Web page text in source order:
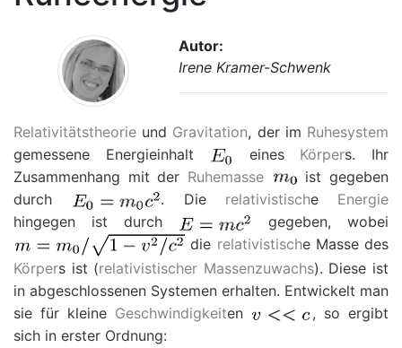
Autor:
Irene Kramer-Schwenk
Relativitätstheorie und Gravitation, der im Ruhesystem
gemessene Energieinhalt
eines Körpers. Ihr
Zusammenhang mit der Ruhemasse
ist gegeben
durch
. Die relativistische Energie
hingegen ist durch
gegeben, wobei
die relativistische Masse des
Körpers ist (relativistischer Massenzuwachs). Diese ist
in abgeschlossenen Systemen erhalten. Entwickelt man
sie für kleine Geschwindigkeiten
, so ergibt
sich in erster Ordnung: